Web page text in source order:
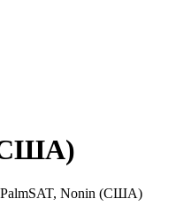
(США)
PalmSAT, Nonin (США)